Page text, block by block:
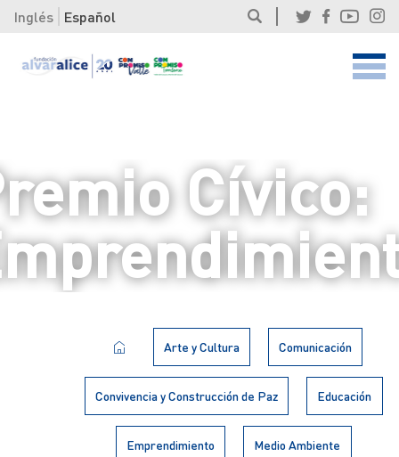
Inglés Español
Cívico:
Arte y Cultura Comunicación
Convivencia y Construcción de Paz Educación
Emprendimiento Medio Ambiente